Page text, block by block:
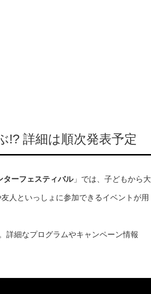
!? 詳細は順次発表予定
ターフェスティバル」では、子どもから大
人といっしょに参加できるイベントが用
詳細なプログラムやキャンペーン情報